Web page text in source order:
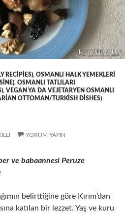
RECIPIES), OSMANLI HALK YEMEKLERI
, OSMANLI TATLILARI
, VEGAN YA DA VEJETARYEN OSMANLI
OTTOMAN/TURKISH DISHES)
YORUM YAPIN
ve babaannesi Peruze
belirttiğine göre Kırım’dan
katılan bir lezzet. Yaş ve kuru